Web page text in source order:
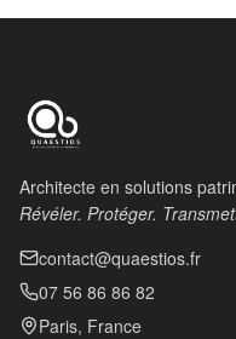
Architecte en solutions
Révéler. Protéger.
contact@quaestios.fr
07 56 86 86 82
Paris, France